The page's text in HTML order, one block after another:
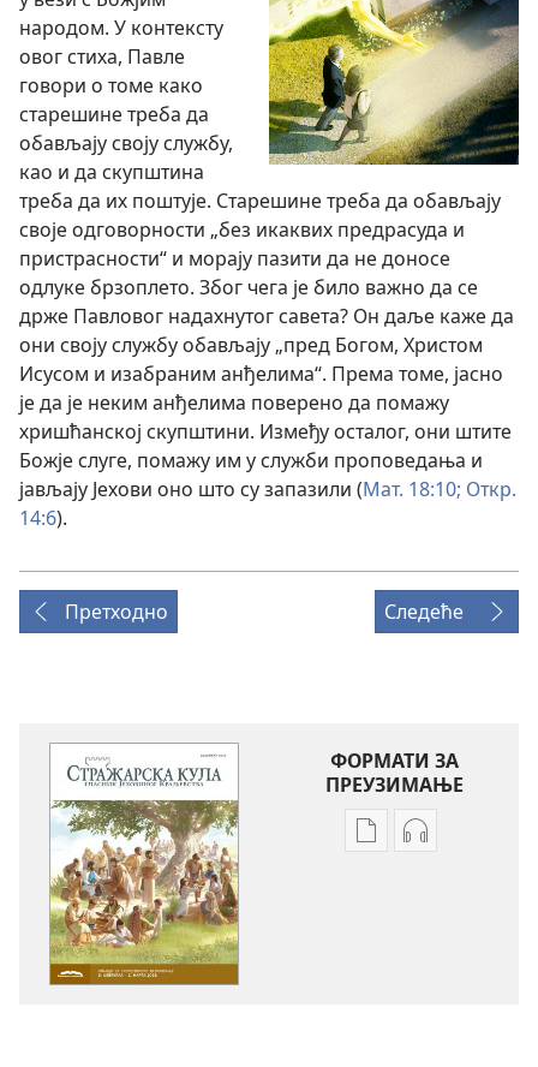
народом. У контексту
овог стиха, Павле
говори о томе како
старешине треба да
обављају своју службу,
као и да скупштина
треба да их поштује. Старешине треба да обављају
своје одговорности „без икаквих предрасуда и
пристрасности“ и морају пазити да не доносе
одлуке брзоплето. Због чега је било важно да се
држе Павловог надахнутог савета? Он даље каже да
они своју службу обављају „пред Богом, Христом
Исусом и изабраним анђелима“. Према томе, јасно
је да је неким анђелима поверено да помажу
хришћанској скупштини. Између осталог, они штите
Божје слуге, помажу им у служби проповедања и
јављају Јехови оно што су запазили (Мат. 18:10; Откр.
14:6).
Претходно Следеће
ФОРМАТИ ЗА
ПРЕУЗИМАЊЕ
ФорматиФормати